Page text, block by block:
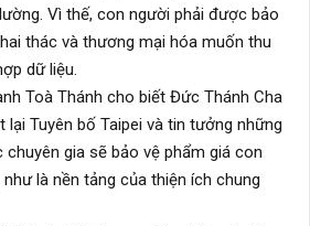
Vì thế, con người phải được bảo
thác và thương mại hóa muốn thu
dữ liệu.
Toà Thánh cho biết Đức Thánh Cha
lại Tuyên bố Taipei và tin tưởng những
gia sẽ bảo vệ phẩm giá con
là nền tảng của thiện ích chung